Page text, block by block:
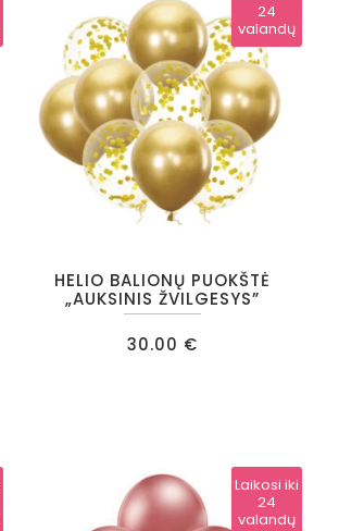
DAUGIAU…
HELIO BALIONŲ PUOKŠTĖ
„AUKSINIS ŽVILGESYS”
30.00 €
24
valandų
Laikosi iki
24
valandų